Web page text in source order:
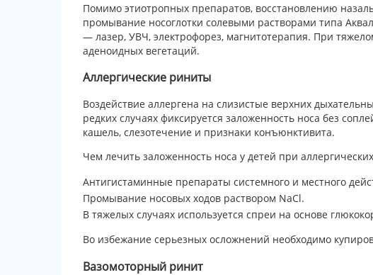
Помимо этиотропных препаратов, восстановлению
промывание носоглотки солевыми растворами типа
— лазер, УВЧ, электрофорез, магнитотерапия. При
аденоидных вегетаций.
Аллергические риниты
Воздействие аллергена на слизистые верхних
редких случаях фиксируется заложенность носа без
кашель, слезотечение и признаки конъюнктивита.
Чем лечить заложенность носа у детей при
Антигистаминные препараты системного и местного
Промывание носовых ходов раствором NaCl.
В тяжелых случаях используется спреи на основе
Во избежание серьезных осложнений необходимо
Вазомоторный ринит